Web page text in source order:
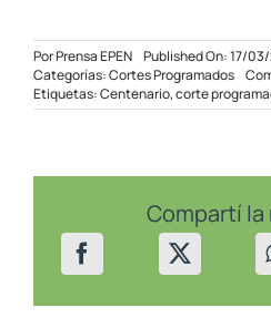
PorPrensa EPEN Published On: 17/
Categorías:Cortes Programados
Etiquetas:Centenario,corte
Compartí